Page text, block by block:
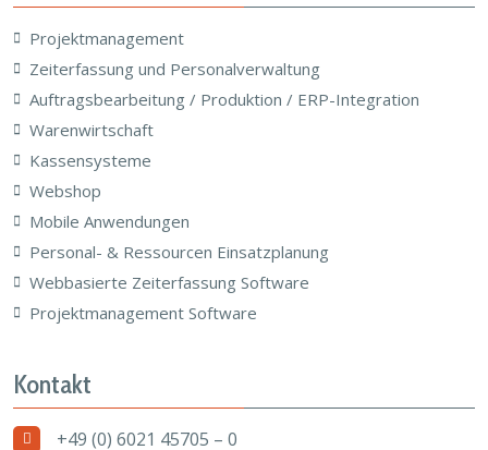
Projektmanagement
Zeiterfassung und Personalverwaltung
Auftragsbearbeitung / Produktion / ERP-Integration
Warenwirtschaft
Kassensysteme
Webshop
Mobile Anwendungen
Personal- & Ressourcen Einsatzplanung
Webbasierte Zeiterfassung Software
Projektmanagement Software
Kontakt
+49 (0) 6021 45705 – 0